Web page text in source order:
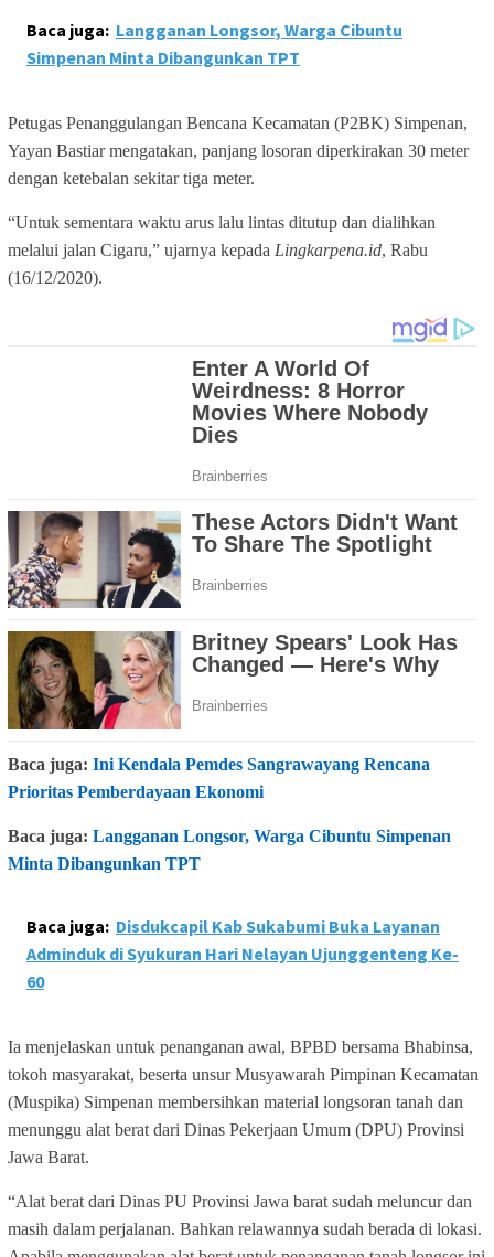
Baca juga: Langganan Longsor, Warga Cibuntu
Simpenan Minta Dibangunkan TPT
Petugas Penanggulangan Bencana Kecamatan (P2BK) Simpenan,
Yayan Bastiar mengatakan, panjang losoran diperkirakan 30 meter
dengan ketebalan sekitar tiga meter.
“Untuk sementara waktu arus lalu lintas ditutup dan dialihkan
melalui jalan Cigaru,” ujarnya kepada Lingkarpena.id, Rabu
(16/12/2020).
Baca juga: Ini Kendala Pemdes Sangrawayang Rencana
Prioritas Pemberdayaan Ekonomi
Baca juga: Langganan Longsor, Warga Cibuntu Simpenan
Minta Dibangunkan TPT
Baca juga: Disdukcapil Kab Sukabumi Buka Layanan
Adminduk di Syukuran Hari Nelayan Ujunggenteng Ke-
60
Ia menjelaskan untuk penanganan awal, BPBD bersama Bhabinsa,
tokoh masyarakat, beserta unsur Musyawarah Pimpinan Kecamatan
(Muspika) Simpenan membersihkan material longsoran tanah dan
menunggu alat berat dari Dinas Pekerjaan Umum (DPU) Provinsi
Jawa Barat.
“Alat berat dari Dinas PU Provinsi Jawa barat sudah meluncur dan
masih dalam perjalanan. Bahkan relawannya sudah berada di lokasi.